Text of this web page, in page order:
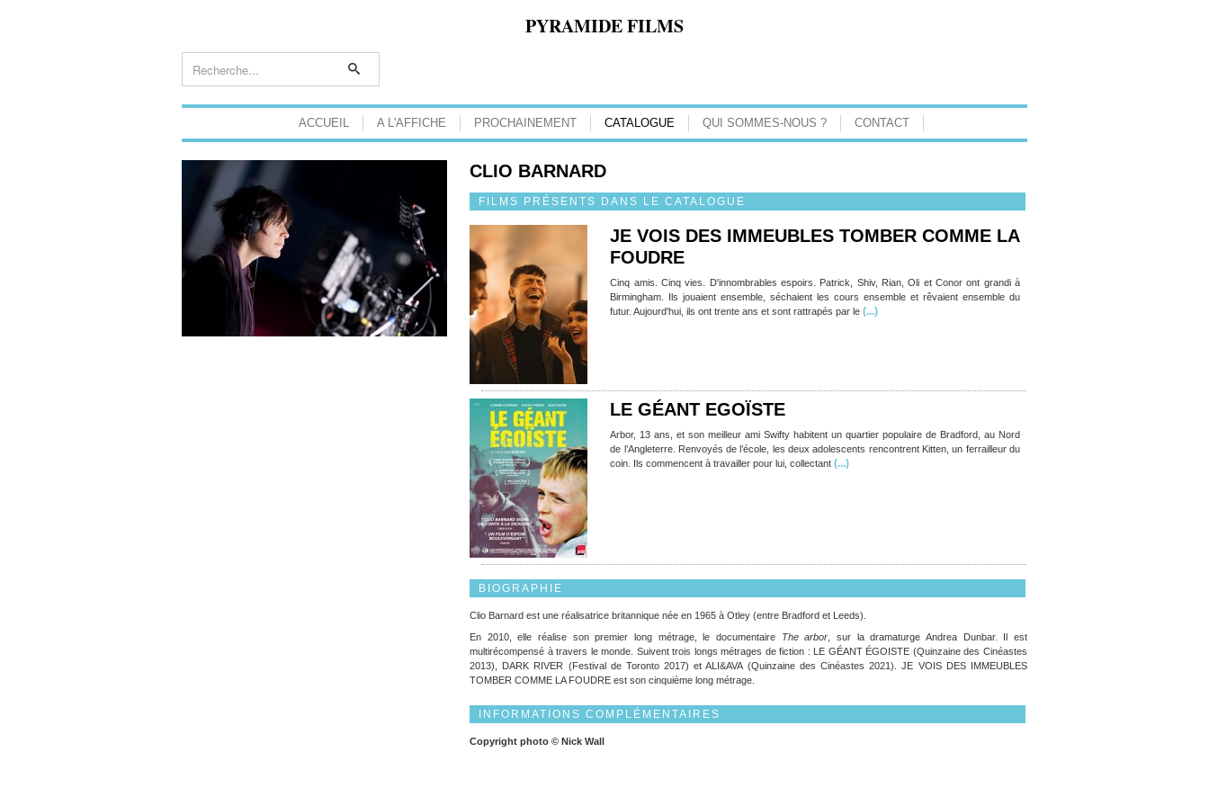
PYRAMIDE FILMS
ACCUEIL A L'AFFICHE PROCHAINEMENT CATALOGUE QUI SOMMES-NOUS ? CONTACT
CLIO BARNARD
FILMS PRÉSENTS DANS LE CATALOGUE
JE VOIS DES IMMEUBLES TOMBER COMME LA
FOUDRE
Cinq amis. Cinq vies. D'innombrables espoirs. Patrick, Shiv, Rian, Oli et Conor ont grandi à
Birmingham. Ils jouaient ensemble, séchaient les cours ensemble et rêvaient ensemble du
futur. Aujourd'hui, ils ont trente ans et sont rattrapés par le (...)
LE GÉANT EGOÏSTE
Arbor, 13 ans, et son meilleur ami Swifty habitent un quartier populaire de Bradford, au Nord
de l’Angleterre. Renvoyés de l’école, les deux adolescents rencontrent Kitten, un ferrailleur du
coin. Ils commencent à travailler pour lui, collectant (...)
BIOGRAPHIE
Clio Barnard est une réalisatrice britannique née en 1965 à Otley (entre Bradford et Leeds).
En 2010, elle réalise son premier long métrage, le documentaire
The arbor , sur la dramaturge Andrea Dunbar. Il est
multirécompensé à travers le monde. Suivent trois longs métrages de fiction : LE GÉANT ÉGOISTE (Quinzaine des Cinéastes
2013), DARK RIVER (Festival de Toronto 2017) et ALI&AVA (Quinzaine des Cinéastes 2021). JE VOIS DES IMMEUBLES
TOMBER COMME LA FOUDRE est son cinquième long métrage.
INFORMATIONS COMPLÉMENTAIRES
Copyright photo © Nick Wall